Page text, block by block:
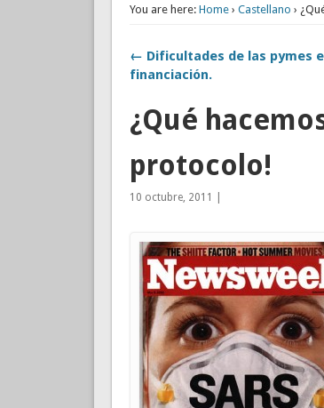
You are here: Home› Castellano ›
← Dificultades de las pymes
financiación.
¿Qué
protocolo!
10 octubre, 2011 |